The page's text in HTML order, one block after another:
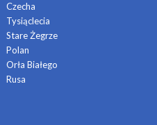
Czecha
Tysiąclecia
Stare Żegrze
Polan
Orła Białego
Rusa